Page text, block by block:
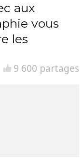
aux
vous
les
9 600 partages